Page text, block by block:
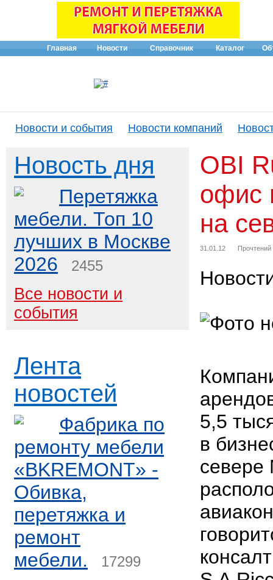
Главная Новости Справочник Каталог
Новости и события Новости компаний
Новость дня
Перетяжка
мебели. Топ 10
лучших в Москве
2026
2455
Все новости и
события
Лента
новостей
Фабрика по
ремонту мебели
«BKREMONT» -
Обивка,
перетяжка и
ремонт
мебели.
17299
OBI
офис
на
31.01.12
5,5
в
севере